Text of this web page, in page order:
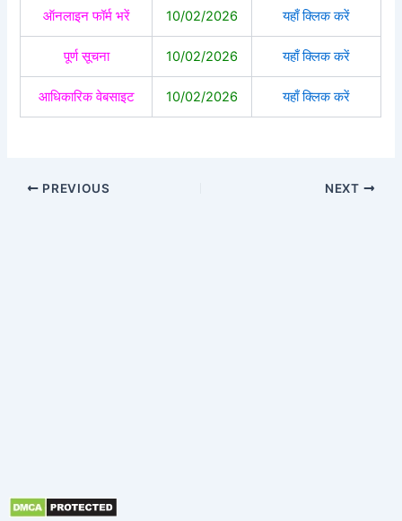
ऑनलाइन फॉर्म भरें 10/02/2026 यहाँ क्लिक करें
पूर्ण सूचना 10/02/2026 यहाँ क्लिक करें
आधिकारिक वेबसाइट 10/02/2026 यहाँ क्लिक करें
PREVIOUS NEXT